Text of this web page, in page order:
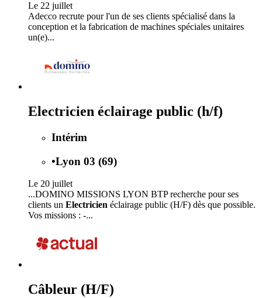
Le 22 juillet
Adecco recrute pour l'un de ses clients spécialisé dans la
conception et la fabrication de machines spéciales unitaires
un(e)...
Electricien éclairage public (h/f)
Intérim
•Lyon 03 (69)
Le 20 juillet
...DOMINO MISSIONS LYON BTP recherche pour ses
clients un Electricien éclairage public (H/F) dès que possible.
Vos missions : -...
Câbleur (H/F)